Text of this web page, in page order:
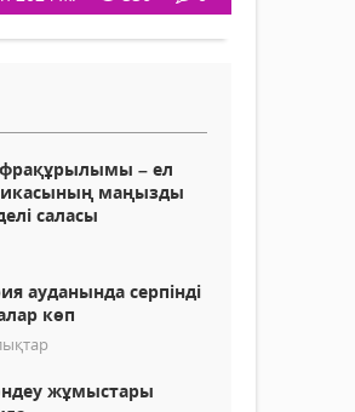
– ел
маңызды
саласы
ауданында серпінді
көп
жұмыстары